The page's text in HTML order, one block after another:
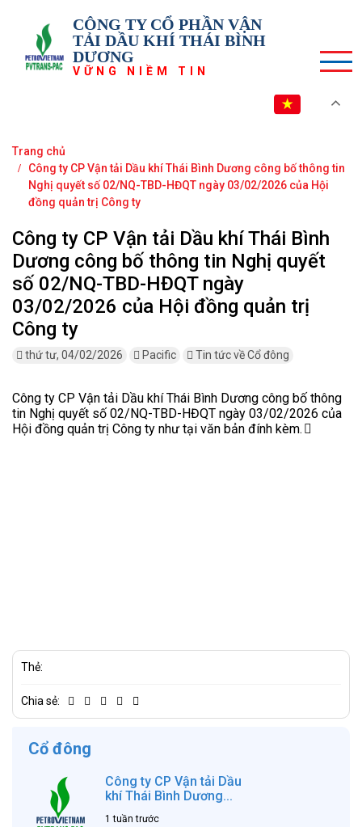
CÔNG TY CỔ PHẦN VẬN
TẢI DẦU KHÍ THÁI BÌNH
DƯƠNG
VỮNG NIỀM TIN
Trang chủ
Công ty CP Vận tải Dầu khí Thái Bình Dương công bố thông tin
Nghị quyết số 02/NQ-TBD-HĐQT ngày 03/02/2026 của Hội
đồng quản trị Công ty
Công ty CP Vận tải Dầu khí Thái Bình
Dương công bố thông tin Nghị quyết
số 02/NQ-TBD-HĐQT ngày
03/02/2026 của Hội đồng quản trị
Công ty
thứ tư, 04/02/2026 Pacific Tin tức về Cổ đông
Công ty CP Vận tải Dầu khí Thái Bình Dương công bố thông
tin Nghị quyết số 02/NQ-TBD-HĐQT ngày 03/02/2026 của
Hội đồng quản trị Công ty như tại văn bản đính kèm.
Thẻ:
Chia sẻ:
Cổ đông
Công ty CP Vận tải Dầu
khí Thái Bình Dương...
1 tuần trước